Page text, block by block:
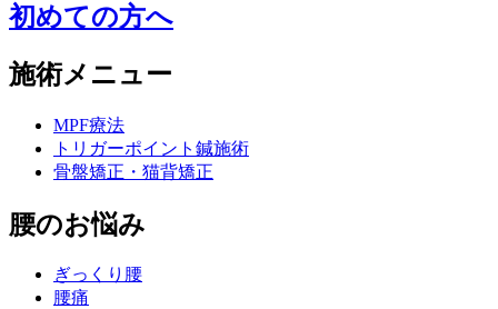
初めての方へ
施術メニュー
MPF療法
トリガーポイント鍼施術
骨盤矯正・猫背矯正
腰のお悩み
ぎっくり腰
腰痛